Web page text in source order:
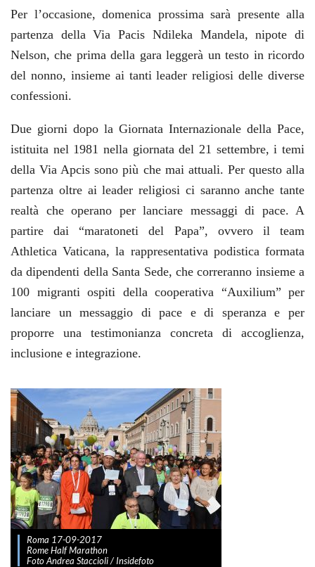
Per l’occasione, domenica prossima sarà presente alla
partenza della Via Pacis Ndileka Mandela, nipote di
Nelson, che prima della gara leggerà un testo in ricordo
del nonno, insieme ai tanti leader religiosi delle diverse
confessioni.
Due giorni dopo la Giornata Internazionale della Pace,
istituita nel 1981 nella giornata del 21 settembre, i temi
della Via Apcis sono più che mai attuali. Per questo alla
partenza oltre ai leader religiosi ci saranno anche tante
realtà che operano per lanciare messaggi di pace. A
partire dai “maratoneti del Papa”, ovvero il team
Athletica Vaticana, la rappresentativa podistica formata
da dipendenti della Santa Sede, che correranno insieme a
100 migranti ospiti della cooperativa “Auxilium” per
lanciare un messaggio di pace e di speranza e per
proporre una testimonianza concreta di accoglienza,
inclusione e integrazione.
Roma 17-09-2017
Rome Half Marathon
Foto Andrea Staccioli / Insidefoto